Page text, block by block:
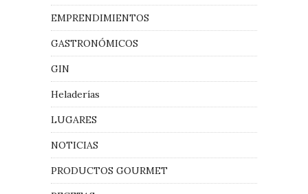
EMPRENDIMIENTOS
GASTRONÓMICOS
GIN
Heladerías
LUGARES
NOTICIAS
PRODUCTOS GOURMET